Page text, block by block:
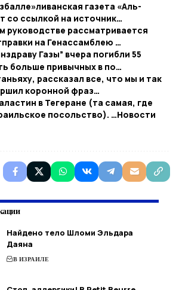
газета «Аль-
со ссылкой на источник…
руководстве рассматривается
на Генассамблею …
Газы” вчера погибли 55
больше привычных в по…​
рассказал все, что мы и так
коронной фраз…​
в Тегеране (та самая, где
посольство). …​Новости
Найдено тело Шломи Эльдара
Даяна
В ИЗРАИЛЕ